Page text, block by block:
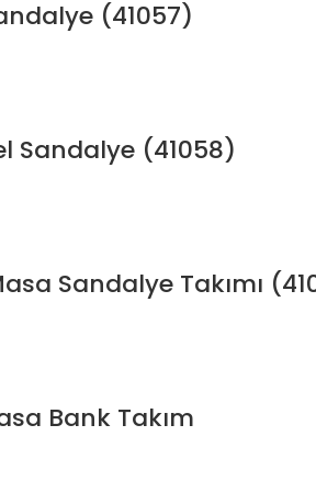
(41057)
Sandalye (41058)
Sandalye Takımı
Bank Takım